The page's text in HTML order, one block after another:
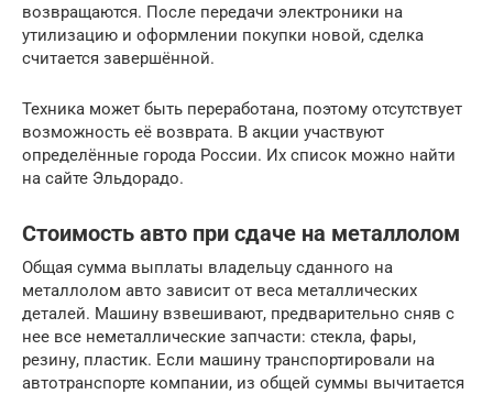
возвращаются. После передачи электроники на
утилизацию и оформлении покупки новой, сделка
считается завершённой.
Техника может быть переработана, поэтому отсутствует
возможность её возврата. В акции участвуют
определённые города России. Их список можно найти
на сайте Эльдорадо.
Стоимость авто при сдаче на металлолом
Общая сумма выплаты владельцу сданного на
металлолом авто зависит от веса металлических
деталей. Машину взвешивают, предварительно сняв с
нее все неметаллические запчасти: стекла, фары,
резину, пластик. Если машину транспортировали на
автотранспорте компании, из общей суммы вычитается